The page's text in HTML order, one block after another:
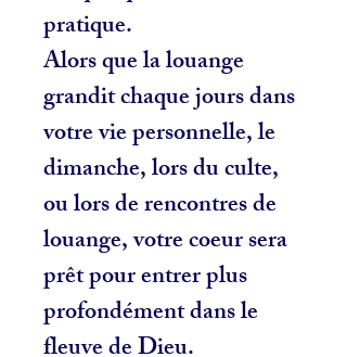
pratique.
Alors que la louange
grandit chaque jours dans
votre vie personnelle, le
dimanche, lors du culte,
ou lors de rencontres de
louange, votre coeur sera
prêt pour entrer plus
profondément dans le